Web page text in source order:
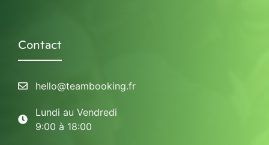
Contact
hello@teambooking.fr
Lundi au Vendredi
9:00 à 18:00